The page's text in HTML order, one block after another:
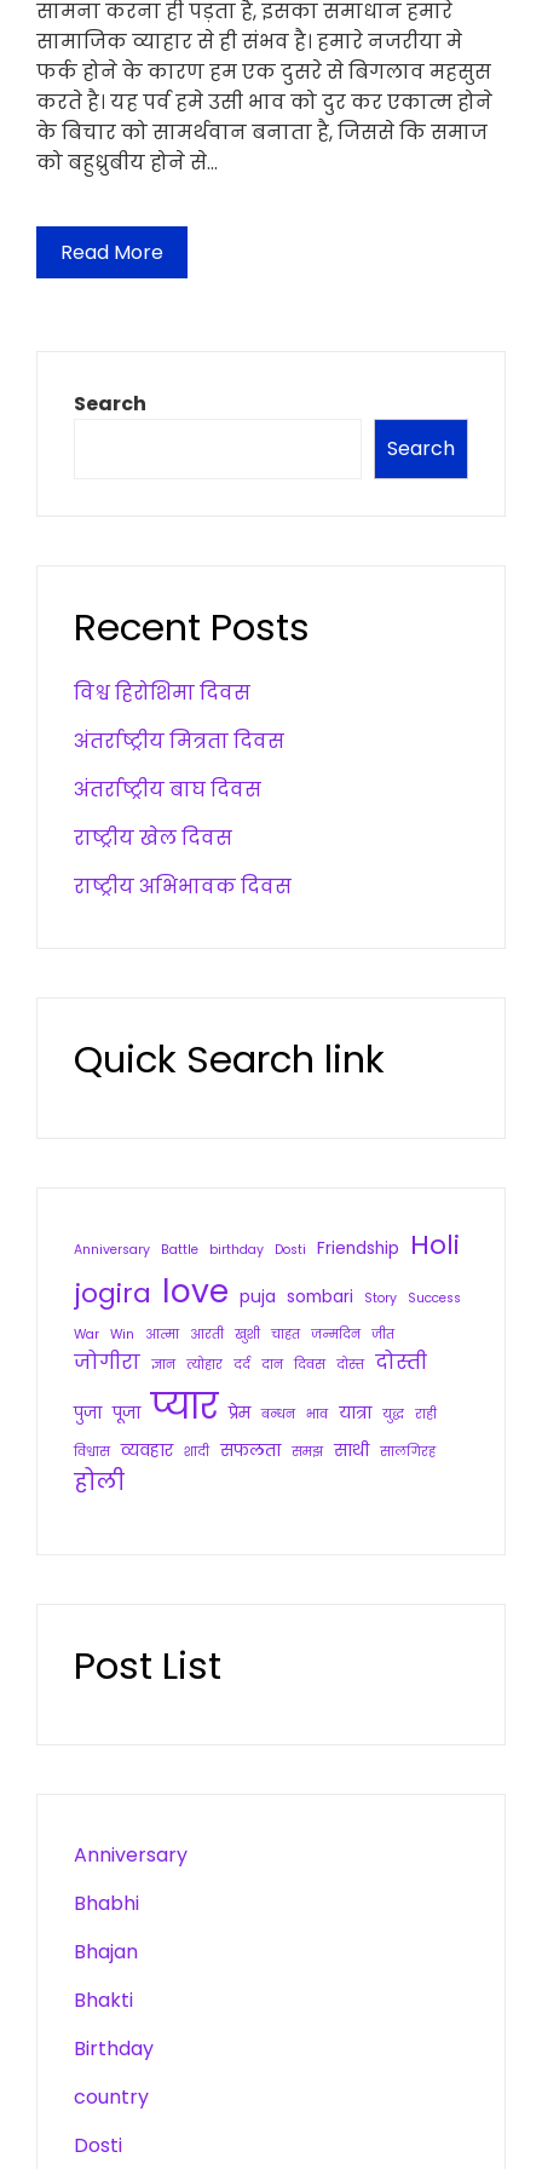
सामना करना ही पड़ता है, इसका समाधान हमारे
सामाजिक व्याहार से ही संभव है। हमारे नजरीया मे
फर्क होने के कारण हम एक दुसरे से बिगलाव महसुस
करते है। यह पर्व हमे उसी भाव को दुर कर एकात्म होने
के बिचार को सामर्थवान बनाता है, जिससे कि समाज
को बहुध्रुबीय होने से…
Read More
Search
Search
Recent Posts
विश्व हिरोशिमा दिवस
अंतर्राष्ट्रीय मित्रता दिवस
अंतर्राष्ट्रीय बाघ दिवस
राष्ट्रीय खेल दिवस
राष्ट्रीय अभिभावक दिवस
Quick Search link
Anniversary Battle birthday Dosti Friendship
Holi
jogira love puja sombari Story
Success
War Win आत्मा आरती खुशी चाहत जन्मदिन जीत
जोगीरा ज्ञान त्योहार दर्द दान दिवस दोस्त दोस्ती
पुजा पूजा प्यार प्रेम बन्धन भाव यात्रा युद्ध राही
विश्वास व्यवहार शादी सफलता समझ साथी सालगिरह
होली
Post List
Anniversary
Bhabhi
Bhajan
Bhakti
Birthday
country
Dosti